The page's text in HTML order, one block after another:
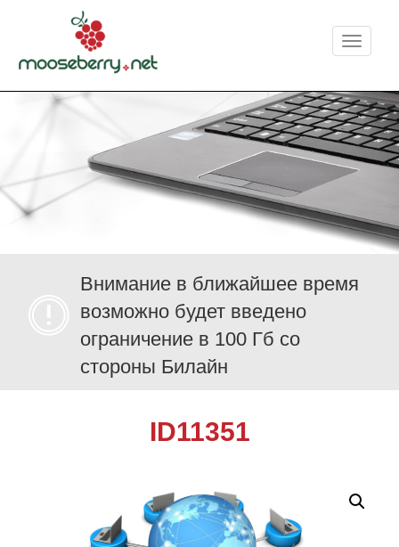
Меню
Внимание в ближайшее время
возможно будет введено
ограничение в 100 Гб со
стороны Билайн
ID11351